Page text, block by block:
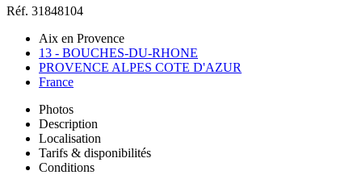
Réf. 31848104
Aix en Provence
13 - BOUCHES-DU-RHONE
PROVENCE ALPES COTE D'AZUR
France
Photos
Description
Localisation
Tarifs & disponibilités
Conditions